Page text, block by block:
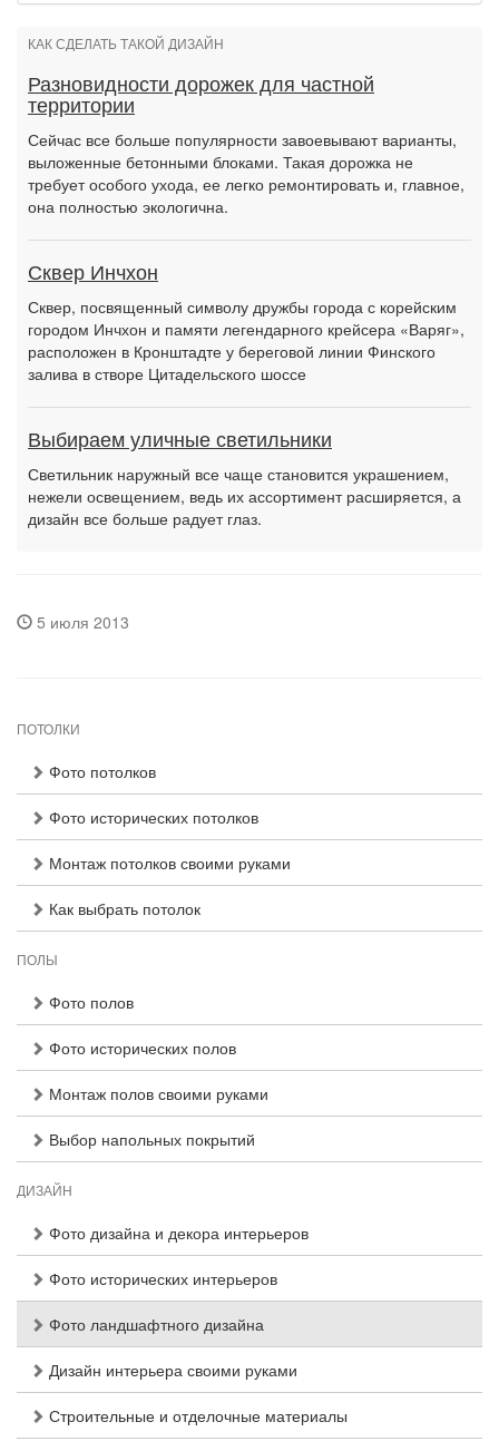
КАК СДЕЛАТЬ ТАКОЙ ДИЗАЙН
Разновидности дорожек для частной
территории
Сейчас все больше популярности завоевывают варианты,
выложенные бетонными блоками. Такая дорожка не
требует особого ухода, ее легко ремонтировать и, главное,
она полностью экологична.
Сквер Инчхон
Сквер, посвященный символу дружбы города с корейским
городом Инчхон и памяти легендарного крейсера «Варяг»,
расположен в Кронштадте у береговой линии Финского
залива в створе Цитадельского шоссе
Выбираем уличные светильники
Светильник наружный все чаще становится украшением,
нежели освещением, ведь их ассортимент расширяется, а
дизайн все больше радует глаз.
5 июля 2013
ПОТОЛКИ
Фото потолков
Фото исторических потолков
Монтаж потолков своими руками
Как выбрать потолок
ПОЛЫ
Фото полов
Фото исторических полов
Монтаж полов своими руками
Выбор напольных покрытий
ДИЗАЙН
Фото дизайна и декора интерьеров
Фото исторических интерьеров
Фото ландшафтного дизайна
Дизайн интерьера своими руками
Строительные и отделочные материалы